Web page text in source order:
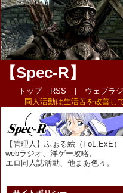
【Spec-R】
トップ RSS ウェブラ
同人活動は生活苦を改善し
【管理人】ふぉる絵（FoL.ExE）
webラジオ、洋ゲー攻略、
エロ同人誌活動、他まあ色々。